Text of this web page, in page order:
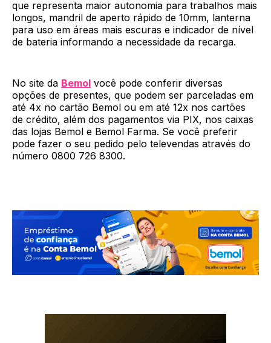
que representa maior autonomia para trabalhos mais
longos, mandril de aperto rápido de 10mm, lanterna
para uso em áreas mais escuras e indicador de nível
de bateria informando a necessidade da recarga.
No site da Bemol você pode conferir diversas
opções de presentes, que podem ser parceladas em
até 4x no cartão Bemol ou em até 12x nos cartões
de crédito, além dos pagamentos via PIX, nos caixas
das lojas Bemol e Bemol Farma. Se você preferir
pode fazer o seu pedido pelo televendas através do
número 0800 726 8300.